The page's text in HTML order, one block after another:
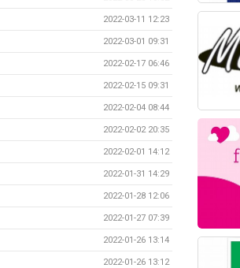
2022-03-11 12:23
2022-03-01 09:31
2022-02-17 06:46
2022-02-15 09:31
2022-02-04 08:44
2022-02-02 20:35
2022-02-01 14:12
2022-01-31 14:29
2022-01-28 12:06
2022-01-27 07:39
2022-01-26 13:14
2022-01-26 13:12